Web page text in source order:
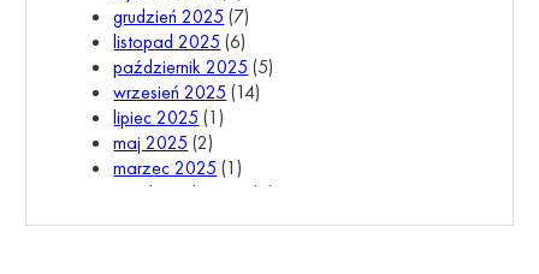
grudzień 2025 (7)
listopad 2025 (6)
październik 2025 (5)
wrzesień 2025 (14)
lipiec 2025 (1)
maj 2025 (2)
marzec 2025 (1)
październik 2024
(1)